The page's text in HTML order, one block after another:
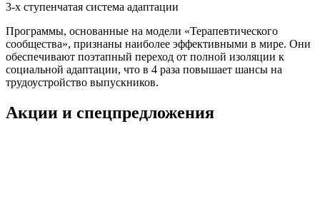
3-х ступенчатая система адаптации
Программы, основанные на модели «Терапевтического
сообщества», признаны наиболее эффективными в мире. Они
обеспечивают поэтапный переход от полной изоляции к
социальной адаптации, что в 4 раза повышает шансы на
трудоустройство выпускников.
Акции и спецпредложения